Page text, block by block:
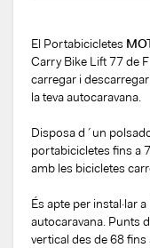
El Portabicicletes
Carry Bike Lift 77 de
carregar i
la teva autocaravana.
Disposa d´un
portabicicletes fins a
amb les bicicletes
És apte per instal·lar
autocaravana. Punts
vertical des de 68 fins